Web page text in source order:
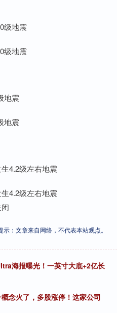
级地震
级地震
地震
地震
4.2级左右地震
4.2级左右地震
示：文章来自网络，不代表本站观点。
海报曝光！一英寸大底+2亿长
念火了，多股涨停！这家公司